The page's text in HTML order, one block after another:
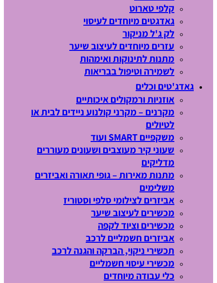
קלפי טארוט
גאדגטים מיוחדים לעיסוי
לק ג'ל מניקור
עזרים מיוחדים לעיצוב שיער
מתנות לתינוקות ואימהות
לשמירה וטיפול בבריאות
גאדג'טים וכלים
אוזניות ורמקולים איכותיים
מקרנים – מקרני קולנוע ניידים לבית או
לטיולים
משקפיים SMART ועוד
שעוני קיר מעוצבים ושעונים מעוררים
מדליקים
מתנות מאירות – גופי תאורה ואביזרים
משלימים
אביזרים לצילומי סלפי וסטוריז
מכשירים לעיצוב שיער
מכשירים וציוד לקפה
אביזרים חשמליים לרכב
תכשירי ניקוי, הברקה והגנה לרכב
מכשירי עיסוי חשמליים
כלי עבודה מיוחדים